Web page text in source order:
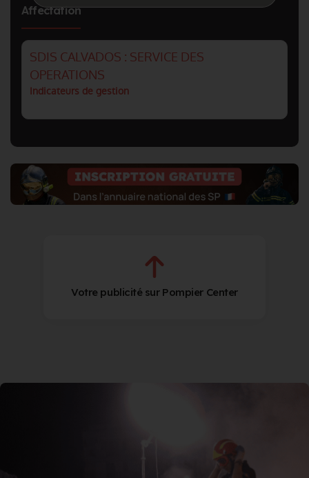
Affectation
SDIS CALVADOS : SERVICE DES
OPERATIONS
Indicateurs de gestion
Votre publicité sur Pompier Center